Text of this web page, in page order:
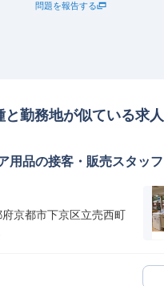
問題を報告する
と勤務地が似ている求人
用品の接客・販売スタッフ
京都市下京区立売西町